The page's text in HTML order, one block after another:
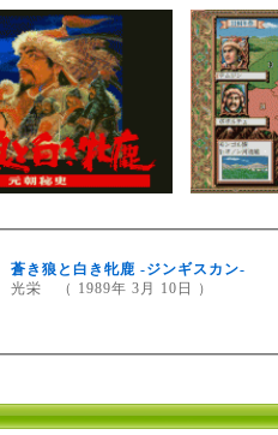
蒼き狼と白き牝鹿 -ジンギスカン-
光栄 （ 1989年 3月 10日 ）